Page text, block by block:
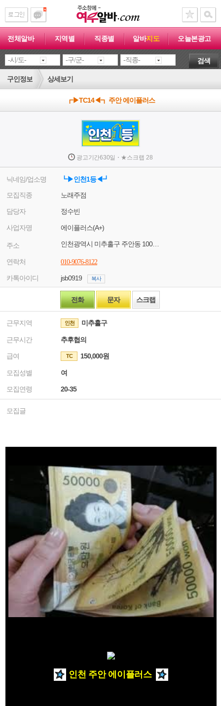
전체알바 지역별 직종별 알바지도 오늘본광고
검색
구인정보 상세보기
┏▶TC14◀┓ 주안 에이플러스
광고기간630일 · ★스크랩 28
닉네임/업소명
┗▶인천1등◀┛
모집직종
노래주점
담당자 정수빈
사업자명 에이플러스(A+)
주소 인천광역시 미추홀구 주안동 1007-4
연락처 010-9076-8122
카톡아이디 jsb0919 복사
전화 문자 스크랩
근무지역 인천 미추홀구
근무시간 추후협의
급여 TC 150,000원
모집성별 여
모집연령 20-35
모집글
인천 주안 에이플러스